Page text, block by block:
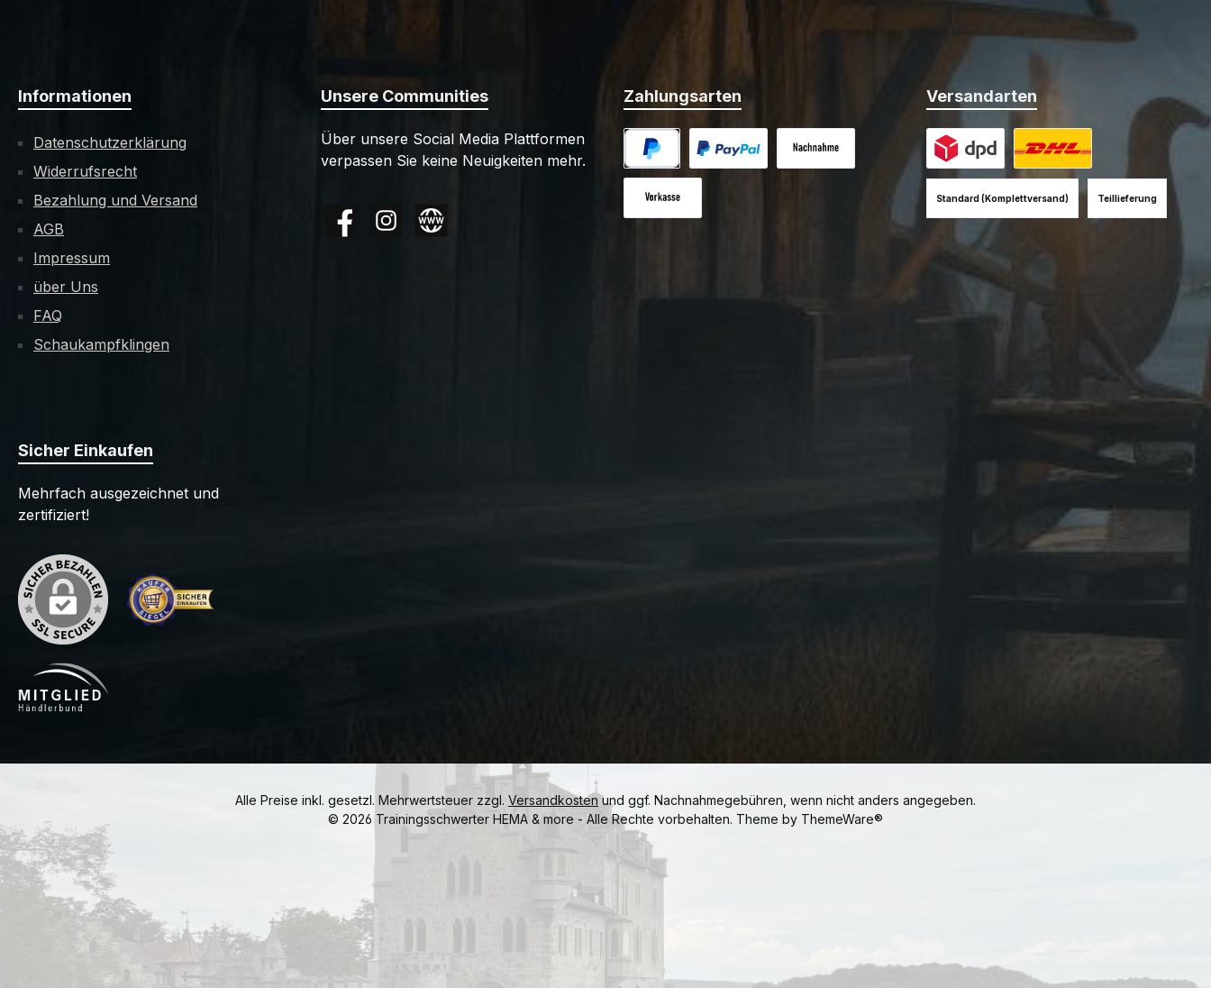
Informationen
Datenschutzerklärung
Widerrufsrecht
Bezahlung und Versand
AGB
Impressum
über Uns
FAQ
Schaukampfklingen
Unsere Communities
Über unsere Social Media Plattformen
verpassen Sie keine Neuigkeiten mehr.
FacebookInstagramWebsite
Zahlungsarten
PayPal Nachnahme (+12EUR)
Benutzerdefiniertes Bild 1
Versandarten
Standard (Komplettversand) Teillieferung
Benutzerdefiniertes Bild 1
Benutzerdefiniertes Bild 2
Sicher Einkaufen
Mehrfach ausgezeichnet und
zertifiziert!
Alle Preise inkl. gesetzl. Mehrwertsteuer zzgl. Versandkosten und ggf. Nachnahmegebühren, wenn nicht anders angegeben.
© 2026 Trainingsschwerter HEMA & more - Alle Rechte vorbehalten. Theme by ThemeWare®